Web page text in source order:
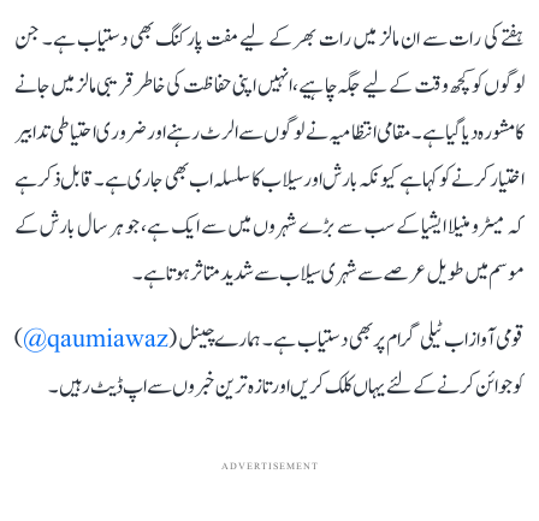
ہفتے کی رات سے ان مالز میں رات بھر کے لیے مفت پارکنگ بھی دستیاب ہے۔ جن
لوگوں کو کچھ وقت کے لیے جگہ چاہیے، انہیں اپنی حفاظت کی خاطر قریبی مالز میں جانے
کا مشورہ دیا گیا ہے۔ مقامی انتظامیہ نے لوگوں سے الرٹ رہنے اور ضروری احتیاطی تدابیر
اختیار کرنے کو کہا ہے کیونکہ بارش اور سیلاب کا سلسلہ اب بھی جاری ہے۔ قابل ذکر ہے
کہ میٹرو منیلا ایشیا کے سب سے بڑے شہروں میں سے ایک ہے، جو ہر سال بارش کے
موسم میں طویل عرصے سے شہری سیلاب سے شدید متاثر ہوتا ہے۔
قومی آواز اب ٹیلی گرام پر بھی دستیاب ہے۔ ہمارے چینل (qaumiawaz@
)
کو جوائن کرنے کے لئے یہاں کلک کریں اور تازہ ترین خبروں سے اپ ڈیٹ رہیں۔
ADVERTISEMENT